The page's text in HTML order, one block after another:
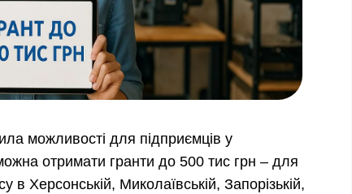
можливості для підприємців у
отримати гранти до 500 тис грн – для
в Херсонській, Миколаївській, Запорізькій,